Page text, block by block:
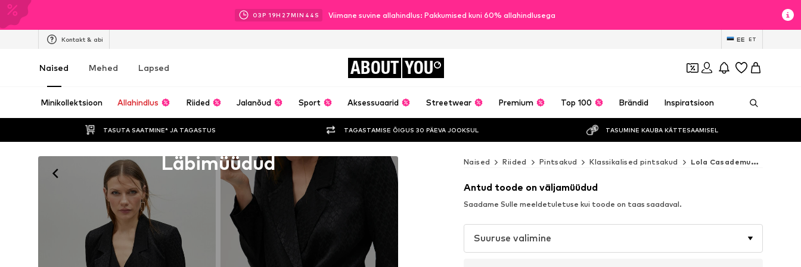
03P 19H 27MIN 42 S Viimane suvine allahindlus: Pakkumised kuni 60% allahindlusega
Kontakt & abi EE ET
Naised Mehed Lapsed ABOUT YOU
Minikollektsioon Allahindlus Riided Jalanõud Sport Aksessuaarid Streetwear Premium Top 100 Brändid Inspiratsioon
TASUTA SAATMINE* JA TAGASTUS TAGASTAMISE ÕIGUS 30 PÄEVA JOOKSUL TASUMINE KAUBA KÄTTESAAMISEL
Läbimüüdud Naised Riided Pintsakud Klassikalised pintsakud Lola Casademunt Klassikalised pintsakud
Antud toode on väljamüüdud
Saadame Sulle meeldetuletuse kui toode on taas saadaval.
Suuruse valimine